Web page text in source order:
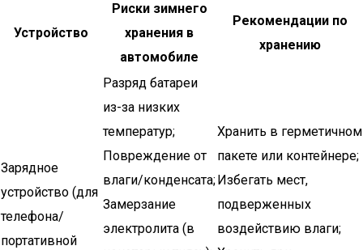
Устройство
Риски зимнего
хранения в
автомобиле
Рекомендации по
хранению
Зарядное
устройство (для
телефона/
портативной
Разряд батареи
из-за низких
температур;
Повреждение от
влаги/конденсата;
Замерзание
электролита (в
Хранить в герметичном
пакете или контейнере;
Избегать мест,
подверженных
воздействию влаги;